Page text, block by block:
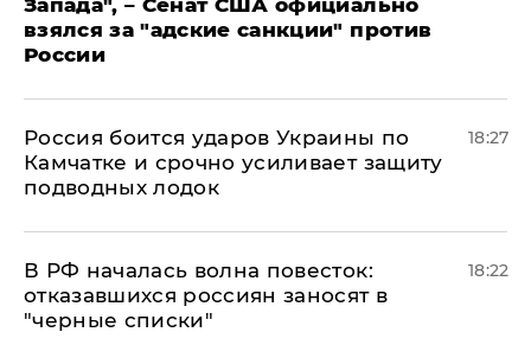
Запада", – Сенат США официально
взялся за "адские санкции" против
России
Россия боится ударов Украины по
Камчатке и срочно усиливает защиту
подводных лодок
18:27
​В РФ началась волна повесток:
отказавшихся россиян заносят в
"черные списки"
18:22